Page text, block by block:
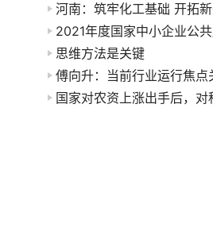
河南：筑牢化工基础 开拓
思维方法是关键
傅向升：当前行业运行焦点